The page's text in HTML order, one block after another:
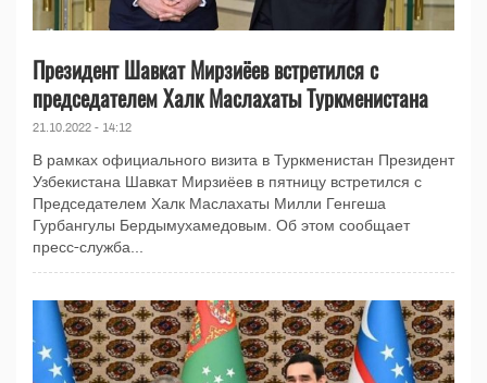
Президент Шавкат Мирзиёев встретился с
председателем Халк Маслахаты Туркменистана
21.10.2022 - 14:12
В рамках официального визита в Туркменистан Президент
Узбекистана Шавкат Мирзиёев в пятницу встретился с
Председателем Халк Маслахаты Милли Генгеша
Гурбангулы Бердымухамедовым. Об этом сообщает
пресс-служба...